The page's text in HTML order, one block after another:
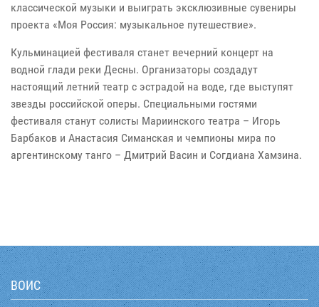
классической музыки и выиграть эксклюзивные сувениры
проекта «Моя Россия: музыкальное путешествие».
Кульминацией фестиваля станет вечерний концерт на
водной глади реки Десны. Организаторы создадут
настоящий летний театр с эстрадой на воде, где выступят
звезды российской оперы. Специальными гостями
фестиваля станут солисты Мариинского театра – Игорь
Барбаков и Анастасия Симанская и чемпионы мира по
аргентинскому танго – Дмитрий Васин и Согдиана Хамзина.
ВОИС